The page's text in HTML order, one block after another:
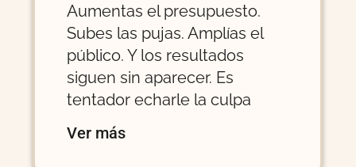
Aumentas el presupuesto.
Subes las pujas. Amplías el
público. Y los resultados
siguen sin aparecer. Es
tentador echarle la culpa
Ver más